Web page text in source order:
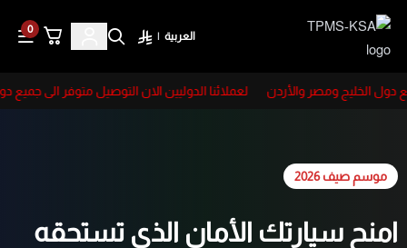
TPMS-KSA العربية |
0
دول الخليج ومصر والأردن لعملائنا الدوليين الان التوصيل متوفر الى جميع
موسم صيف 2026
امنح سيارتك الأمان الذي تستحقه